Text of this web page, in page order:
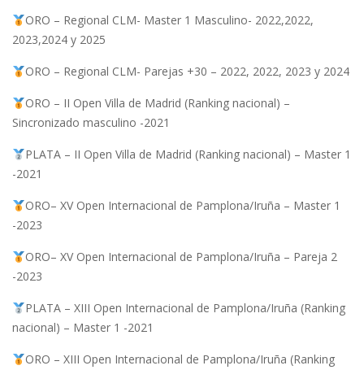
ORO – Regional CLM- Master 1 Masculino- 2022,2022,
2023,2024 y 2025
ORO – Regional CLM- Parejas +30 – 2022, 2022, 2023 y 2024
ORO – II Open Villa de Madrid (Ranking nacional) –
Sincronizado masculino -2021
PLATA – II Open Villa de Madrid (Ranking nacional) – Master 1
-2021
ORO– XV Open Internacional de Pamplona/Iruña – Master 1
-2023
ORO– XV Open Internacional de Pamplona/Iruña – Pareja 2
-2023
PLATA – XIII Open Internacional de Pamplona/Iruña (Ranking
nacional) – Master 1 -2021
ORO – XIII Open Internacional de Pamplona/Iruña (Ranking